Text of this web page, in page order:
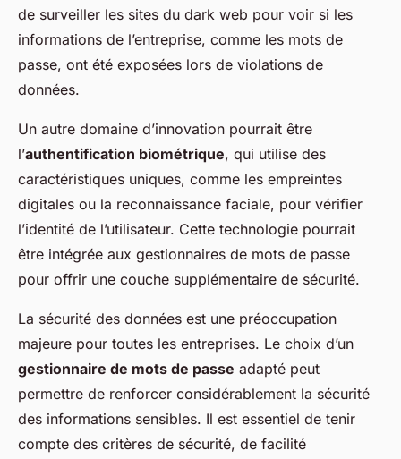
de surveiller les sites du dark web pour voir si les
informations de l’entreprise, comme les mots de
passe, ont été exposées lors de violations de
données.
Un autre domaine d’innovation pourrait être
l’authentification biométrique, qui utilise des
caractéristiques uniques, comme les empreintes
digitales ou la reconnaissance faciale, pour vérifier
l’identité de l’utilisateur. Cette technologie pourrait
être intégrée aux gestionnaires de mots de passe
pour offrir une couche supplémentaire de sécurité.
La sécurité des données est une préoccupation
majeure pour toutes les entreprises. Le choix d’un
gestionnaire de mots de passe adapté peut
permettre de renforcer considérablement la sécurité
des informations sensibles. Il est essentiel de tenir
compte des critères de sécurité, de facilité